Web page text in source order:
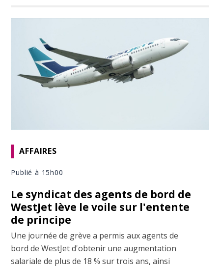
AFFAIRES
Publié à 15h00
Le syndicat des agents de bord de
WestJet lève le voile sur l'entente
de principe
Une journée de grève a permis aux agents de
bord de WestJet d'obtenir une augmentation
salariale de plus de 18 % sur trois ans, ainsi